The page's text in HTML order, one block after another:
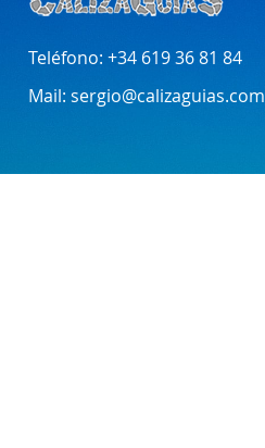
Teléfono: +34 619 36 81 84
Mail: sergio@calizaguias.com